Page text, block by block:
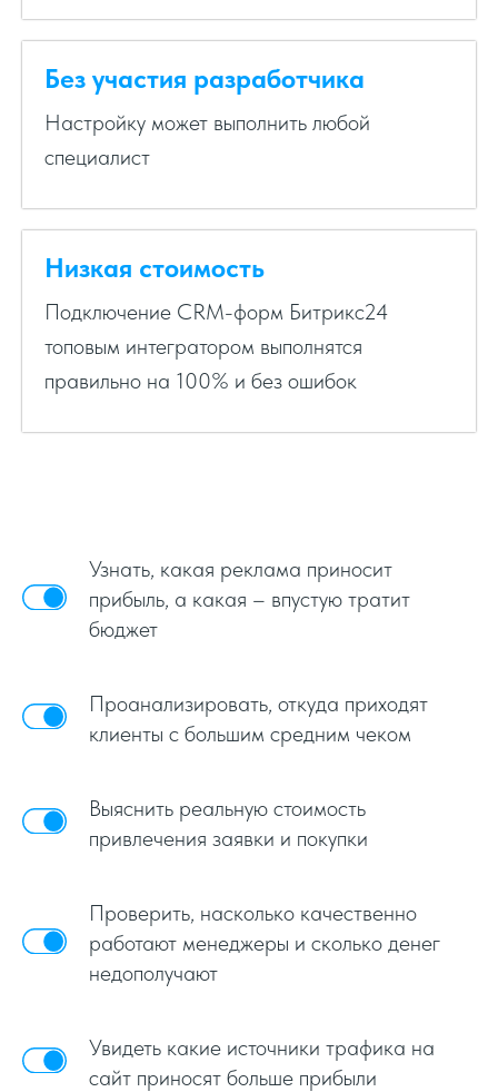
Без участия разработчика
Настройку может выполнить любой
специалист
Низкая стоимость
Подключение CRM-форм Битрикс24
топовым интегратором выполнятся
правильно на 100% и без ошибок
Узнать, какая реклама приносит
прибыль, а какая – впустую тратит
бюджет
Проанализировать, откуда приходят
клиенты с большим средним чеком
Выяснить реальную стоимость
привлечения заявки и покупки
Проверить, насколько качественно
работают менеджеры и сколько денег
недополучают
Увидеть какие источники трафика на
сайт приносят больше прибыли